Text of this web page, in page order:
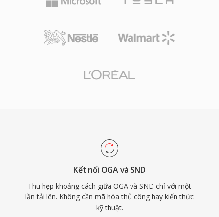
Kết nối OGA và SND
Thu hẹp khoảng cách giữa OGA và SND chỉ với một
lần tải lên. Không cần mã hóa thủ công hay kiến thức
kỹ thuật.